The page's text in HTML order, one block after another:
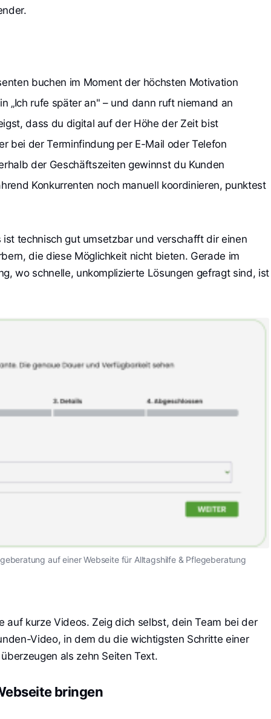
buchen im Moment der höchsten Motivation
„Ich rufe später an" – und dann ruft niemand an
dass du digital auf der Höhe der Zeit bist
bei der Terminfindung per E-Mail oder Telefon
der Geschäftszeiten gewinnst du Kunden
Konkurrenten noch manuell koordinieren, punktest
technisch gut umsetzbar und verschafft dir einen
die diese Möglichkeit nicht bieten. Gerade im
wo schnelle, unkomplizierte Lösungen gefragt sind, ist
auf einer Webseite für Alltagshilfe & Pflegeberatung
auf kurze Videos. Zeig dich selbst, dein Team bei der
Video, in dem du die wichtigsten Schritte einer
als zehn Seiten Text.
bringen